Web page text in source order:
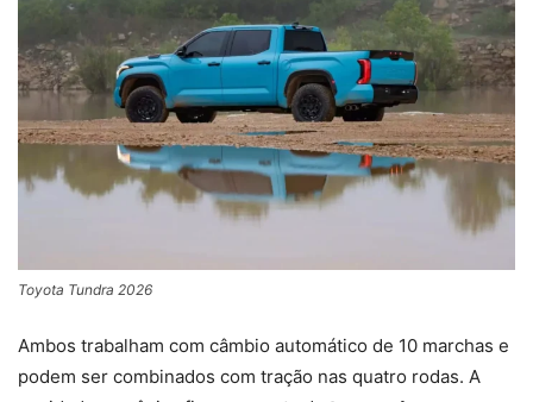
Toyota Tundra 2026
Ambos trabalham com câmbio automático de 10 marchas e
podem ser combinados com tração nas quatro rodas. A